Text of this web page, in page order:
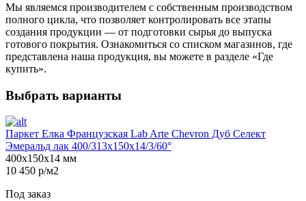
Мы являемся производителем с собственным производством
полного цикла, что позволяет контролировать все этапы
создания продукции — от подготовки сырья до выпуска
готового покрытия. Ознакомиться со списком магазинов, где
представлена наша продукция, вы можете в разделе «Где
купить».
Выбрать варианты
Паркет Елка Французская Lab Arte Chevron Дуб Селект
Эмеральд лак 400/313х150х14/3/60°
400х150х14 мм
10 450 р/м2
Под заказ